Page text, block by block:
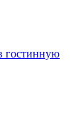
гостинную